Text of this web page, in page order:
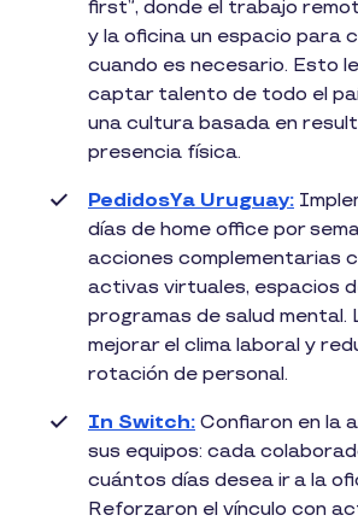
first”, donde el trabajo
y la oficina un espacio para
cuando es necesario. Esto
captar talento de todo el
una cultura basada en
presencia física.
PedidosYa Uruguay:
días de home office por
acciones complementarias
activas virtuales, espacios
programas de salud mental.
mejorar el clima laboral y
rotación de personal.
In Switch: Confiaron en la
sus equipos: cada
cuántos días desea ir a la
Reforzaron el vínculo con